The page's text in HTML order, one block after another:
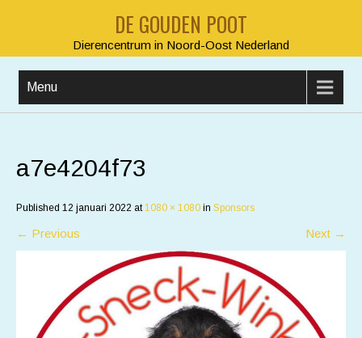
DE GOUDEN POOT
Dierencentrum in Noord-Oost Nederland
Menu
a7e4204f73
Published 12 januari 2022 at1080 × 1080 in Sponsors
← Previous Next →